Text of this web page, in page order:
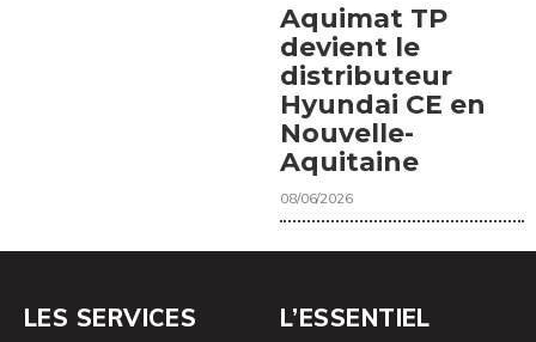
Aquimat TP
devient le
distributeur
Hyundai CE en
Nouvelle-
Aquitaine
08/06/2026
LES SERVICES L’ESSENTIEL